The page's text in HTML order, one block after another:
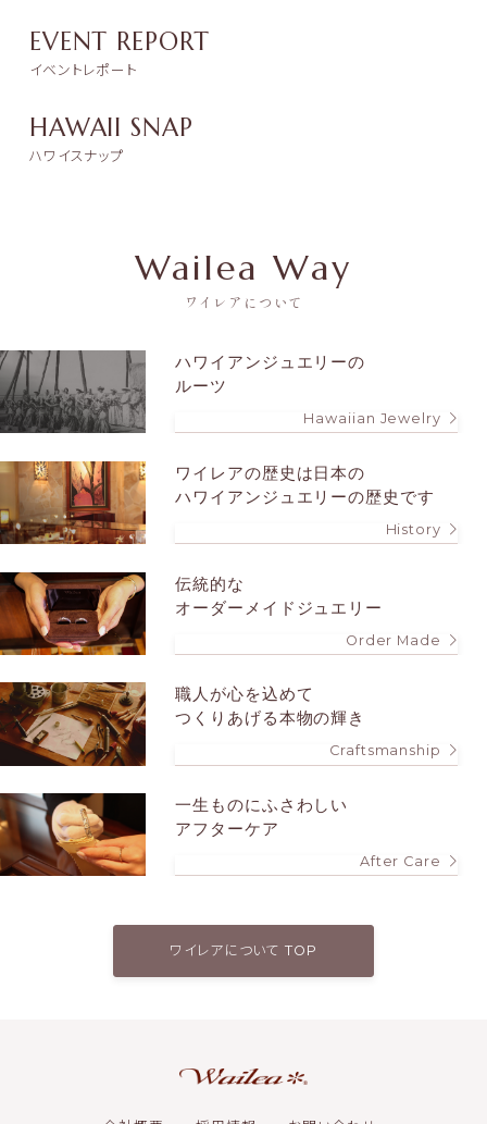
EVENT REPORT
イベントレポート
HAWAII SNAP
ハワイスナップ
Wailea Way
ワイレアについて
ハワイアンジュエリーの
ルーツ
Hawaiian Jewelry
ワイレアの歴史は日本の
ハワイアンジュエリーの歴史です
History
伝統的な
オーダーメイドジュエリー
Order Made
職人が心を込めて
つくりあげる本物の輝き
Craftsmanship
一生ものにふさわしい
アフターケア
After Care
ワイレアについて TOP